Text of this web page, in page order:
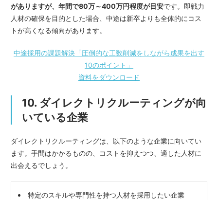
がありますが、年間で80万～400万円程度が目安です。即戦力
人材の確保を目的とした場合、中途は新卒よりも全体的にコス
トが高くなる傾向があります。
中途採用の課題解決「圧倒的な工数削減をしながら成果を出す
10のポイント」
資料をダウンロード
10. ダイレクトリクルーティングが向
いている企業
ダイレクトリクルーティングは、以下のような企業に向いてい
ます。手間はかかるものの、コストを抑えつつ、適した人材に
出会えるでしょう。
特定のスキルや専門性を持つ人材を採用したい企業